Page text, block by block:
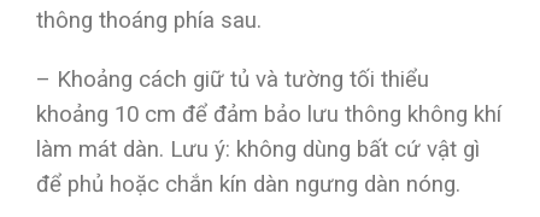
thông thoáng phía sau.
– Khoảng cách giữ tủ và tường tối thiểu
khoảng 10 cm để đảm bảo lưu thông không khí
làm mát dàn. Lưu ý: không dùng bất cứ vật gì
để phủ hoặc chắn kín dàn ngưng dàn nóng.